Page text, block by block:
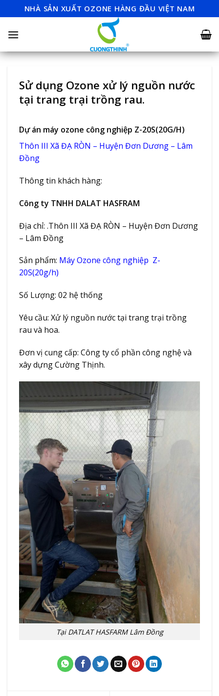
to
content
NHÀ SẢN XUẤT OZONE HÀNG ĐẦU VIỆT NAM
Sử dụng Ozone xử lý nguồn nước
tại trang trại trồng rau.
Dự án máy ozone công nghiệp Z-20S(20G/H)
Thôn III Xã ĐẠ RÒN – Huyện Đơn Dương – Lâm
Đồng
Thông tin khách hàng:
Công ty TNHH DALAT HASFRAM
Địa chỉ: .Thôn III Xã ĐẠ RÒN – Huyện Đơn Dương
– Lâm Đồng
Sản phẩm: Máy Ozone công nghiệp Z-
20S(20g/h)
Số Lượng: 02 hệ thống
Yêu cầu: Xử lý nguồn nước tại trang trại trồng
rau và hoa.
Đơn vị cung cấp: Công ty cổ phần công nghệ và
xây dựng Cường Thịnh.
Tại DATLAT HASFARM Lâm Đồng